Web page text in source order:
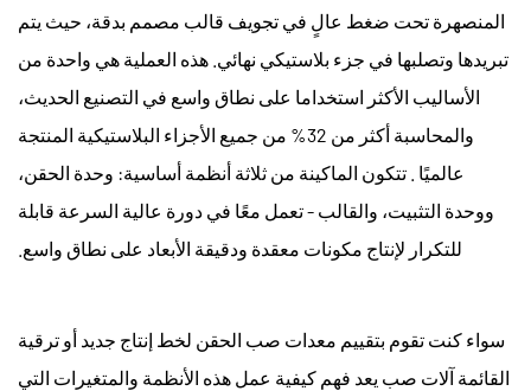
المنصهرة تحت ضغط عالٍ في تجويف قالب مصمم بدقة، حيث يتم
تبريدها وتصلبها في جزء بلاستيكي نهائي. هذه العملية هي واحدة من
الأساليب الأكثر استخداما على نطاق واسع في التصنيع الحديث،
والمحاسبة
أكثر من 32% من جميع الأجزاء البلاستيكية المنتجة
عالميًا . تتكون الماكينة من ثلاثة أنظمة أساسية: وحدة الحقن،
ووحدة التثبيت، والقالب - تعمل معًا في دورة عالية السرعة قابلة
للتكرار لإنتاج مكونات معقدة ودقيقة الأبعاد على نطاق واسع.
سواء كنت تقوم بتقييم معدات صب الحقن لخط إنتاج جديد أو ترقية
القائمة آلات صب يعد فهم كيفية عمل هذه الأنظمة والمتغيرات التي